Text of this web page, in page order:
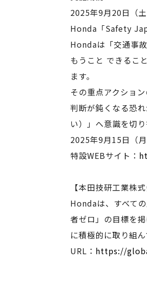
2025年9月20日（
Honda「Safety
Hondaは「交通事
もうこと できるこ
ます。
その重点アクショ
判断が鈍くなる恐
い）」へ意識を切
2025年9月15日（
特設WEBサイト：
【本田技研工業株式
Hondaは、すべて
者ゼロ」の目標を
に積極的に取り組ん
URL： https://